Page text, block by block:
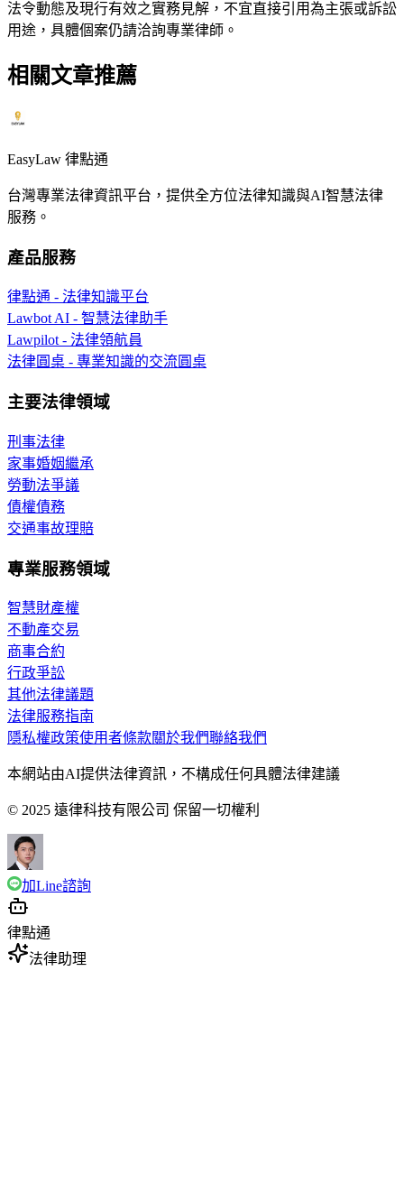
法令動態及現行有效之實務見解，不宜直接引用為主張或訴訟
用途，具體個案仍請洽詢專業律師。
相關文章推薦
EasyLaw 律點通
台灣專業法律資訊平台，提供全方位法律知識與AI智慧法律
服務。
產品服務
律點通 - 法律知識平台
Lawbot AI - 智慧法律助手
Lawpilot - 法律領航員
法律圓桌 - 專業知識的交流圓桌
主要法律領域
刑事法律
家事婚姻繼承
勞動法爭議
債權債務
交通事故理賠
專業服務領域
智慧財產權
不動產交易
商事合約
行政爭訟
其他法律議題
法律服務指南
隱私權政策使用者條款關於我們聯絡我們
本網站由AI提供法律資訊，不構成任何具體法律建議
© 2025 遠律科技有限公司 保留一切權利
加Line諮詢
律點通
法律助理